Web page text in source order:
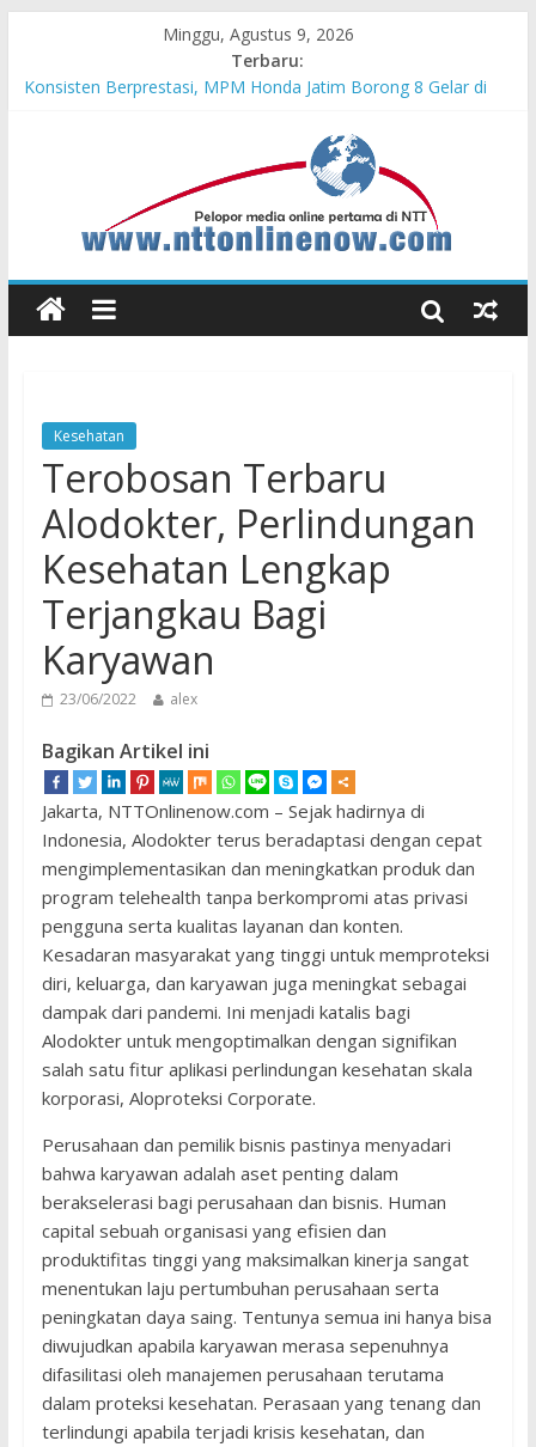
Minggu, Agustus 9, 2026
Terbaru:
Bupati Belu Buka Garuda Sakti Cross Border Fest 2026
Konsisten Berprestasi, MPM Honda Jatim Borong 8 Gelar di
MPM Honda Jatim Kembali Berikan Beasiswa bagi Anak Asuh
MPM Honda Jatim Bersama YBSI Berikan Pemeriksaan dan
Pengobatan Gratis bagi 100 Veteran LVRI
Pertumbuhan Pariwisata
Kesehatan
Terobosan Terbaru
Alodokter, Perlindungan
Kesehatan Lengkap
Terjangkau Bagi
Karyawan
23/06/2022 alex
Bagikan Artikel ini
Jakarta, NTTOnlinenow.com – Sejak hadirnya di
Indonesia, Alodokter terus beradaptasi dengan cepat
mengimplementasikan dan meningkatkan produk dan
program telehealth tanpa berkompromi atas privasi
pengguna serta kualitas layanan dan konten.
Kesadaran masyarakat yang tinggi untuk memproteksi
diri, keluarga, dan karyawan juga meningkat sebagai
dampak dari pandemi. Ini menjadi katalis bagi
Alodokter untuk mengoptimalkan dengan signifikan
salah satu fitur aplikasi perlindungan kesehatan skala
korporasi, Aloproteksi Corporate.
Perusahaan dan pemilik bisnis pastinya menyadari
bahwa karyawan adalah aset penting dalam
berakselerasi bagi perusahaan dan bisnis. Human
capital sebuah organisasi yang efisien dan
produktifitas tinggi yang maksimalkan kinerja sangat
menentukan laju pertumbuhan perusahaan serta
peningkatan daya saing. Tentunya semua ini hanya bisa
diwujudkan apabila karyawan merasa sepenuhnya
difasilitasi oleh manajemen perusahaan terutama
dalam proteksi kesehatan. Perasaan yang tenang dan
terlindungi apabila terjadi krisis kesehatan, dan